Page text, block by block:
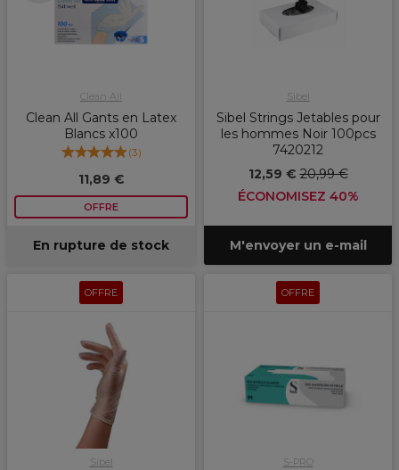
Clean All
Clean All Gants en Latex
Blancs x100
(3)
11,89 €
OFFRE
En rupture de stock
Sibel
Sibel Strings Jetables pour
les hommes Noir 100pcs
7420212
12,59 €20,99 €
ÉCONOMISEZ 40%
M'envoyer un e-mail
OFFRE
Sibel
OFFRE
S-PRO